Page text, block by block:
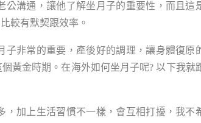
公溝通，讓他了解坐月子的重要性，而且這
較有默契跟效率。
非常的重要，產後好的調理，讓身體復原
黃金時期。在海外如何坐月子呢? 以下我就
加上生活習慣不一樣，會互相打擾，我不